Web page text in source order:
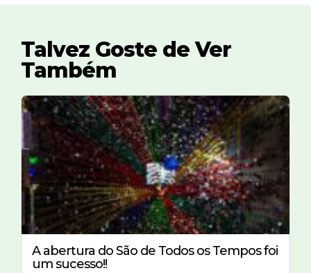
Talvez Goste de Ver
Também
A abertura do São de Todos os Tempos foi
um sucesso!!